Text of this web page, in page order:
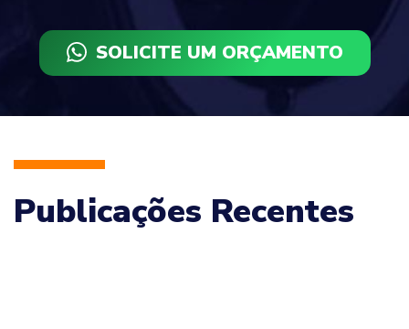
SOLICITE UM ORÇAMENTO
Publicações Recentes